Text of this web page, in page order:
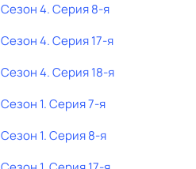
4. Серия 8-я
4. Серия 17-я
4. Серия 18-я
1. Серия 7-я
1. Серия 8-я